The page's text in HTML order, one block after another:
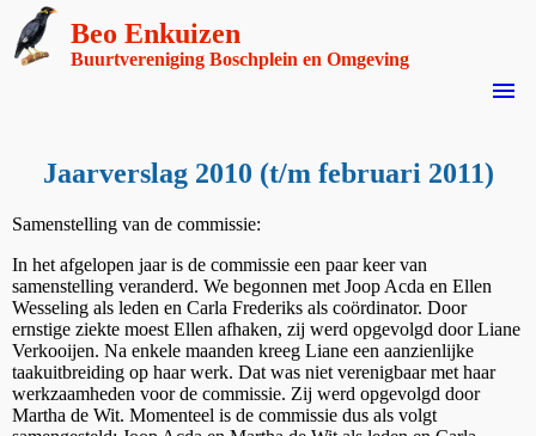
Beo Enkuizen
Buurtvereniging Boschplein en Omgeving
menu
Jaarverslag 2010 (t/m februari 2011)
Samenstelling van de commissie:
In het afgelopen jaar is de commissie een paar keer van
samenstelling veranderd. We begonnen met Joop Acda en Ellen
Wesseling als leden en Carla Frederiks als coördinator. Door
ernstige ziekte moest Ellen afhaken, zij werd opgevolgd door Liane
Verkooijen. Na enkele maanden kreeg Liane een aanzienlijke
taakuitbreiding op haar werk. Dat was niet verenigbaar met haar
werkzaamheden voor de commissie. Zij werd opgevolgd door
Martha de Wit. Momenteel is de commissie dus als volgt